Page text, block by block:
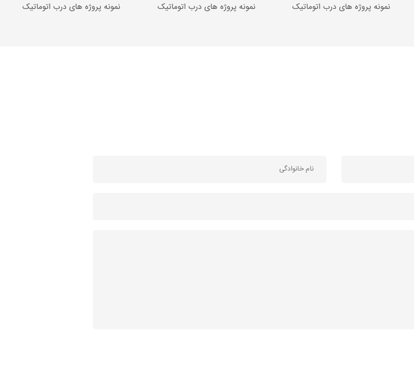
نمونه پروژه های درب اتوماتیک نمونه پروژه های درب اتوماتیک نمونه پروژه های درب اتوماتیک